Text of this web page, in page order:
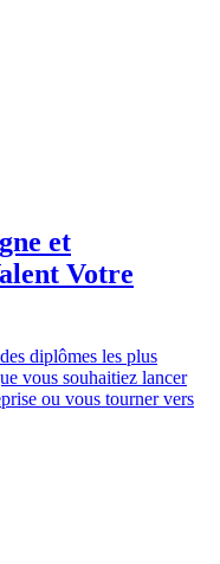
et
Votre
diplômes les plus
vous souhaitiez lancer
ou vous tourner vers